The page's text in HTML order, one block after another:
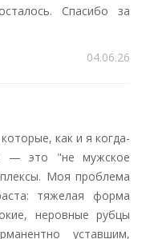
Спасибо за
04.06.26
как и я когда-
— это "не мужское
Моя проблема
тяжелая форма
неровные рубцы
уставшим,